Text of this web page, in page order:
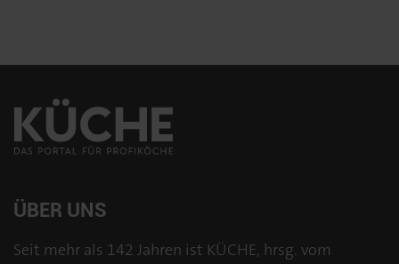
ÜBER UNS
Seit mehr als 142 Jahren ist KÜCHE, hrsg. vom